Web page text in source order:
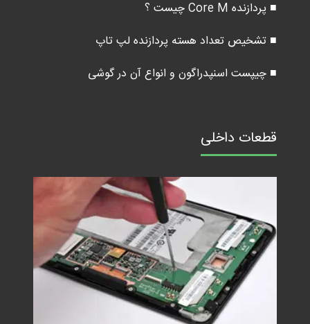
■ پردازنده Core M چیست ؟
■ تشخیص تعداد هسته پردازنده لپ تاپ
■ چیپست اسنپدراگون و انواع آن در گوشی
قطعات داخلی